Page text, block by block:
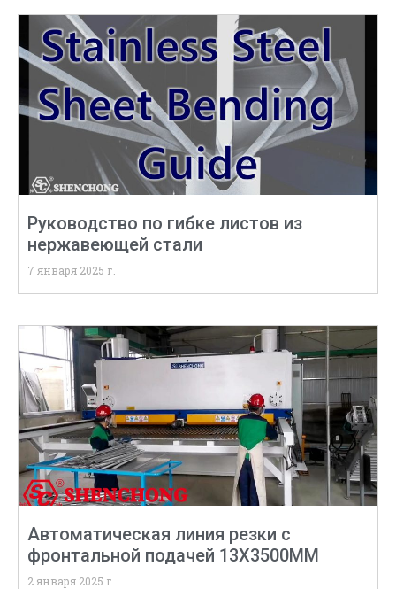
Руководство по гибке листов из
нержавеющей стали
7 января 2025 г.
Автоматическая линия резки с
фронтальной подачей 13X3500MM
2 января 2025 г.